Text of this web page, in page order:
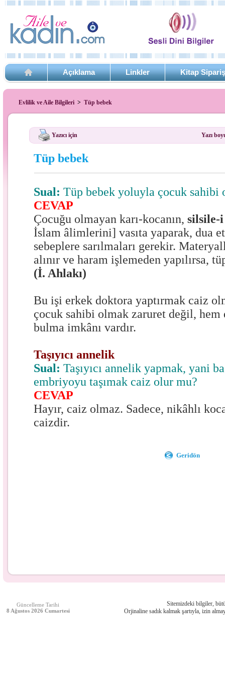
Açıklama Linkler Kitap
Evlilik ve Aile Bilgileri > Tüp bebek
Yazıcı için Yazı
Tüp bebek
Sual: Tüp bebek yoluyla çocuk sahibi
CEVAP
Çocuğu olmayan karı-kocanın,silsile-
İslam âlimlerini] vasıta yaparak, dua
sebeplere sarılmaları gerekir.
alınır ve haram işlemeden yapılırsa,
(İ. Ahlakı)
Bu işi erkek doktora yaptırmak caiz
çocuk sahibi olmak zaruret değil, hem
bulma imkânı vardır.
Taşıyıcı annelik
Sual:Taşıyıcı annelik yapmak, yani
embriyoyu taşımak caiz olur mu?
CEVAP
Hayır, caiz olmaz. Sadece, nikâhlı
caizdir.
Geridön
Güncelleme Tarihi
8 Ağustos 2026 Cumartesi
Sitemizdeki bilgiler,
Orjinaline sadık kalmak şartıyla, izin